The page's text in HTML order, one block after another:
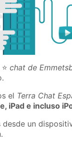
⭐chat de
el Terra Chat
iPad e incluso
desde un